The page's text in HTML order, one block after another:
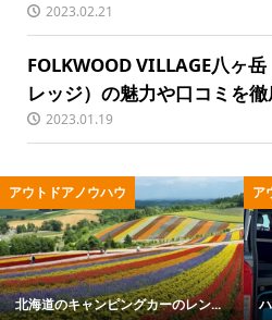
2023.02.21
FOLKWOOD VILLAGE八ヶ
レッジ）の魅力や口コミを徹
2023.01.19
ハウ
ピングカーのレン...
アウトドアノウハ
ハイエースキャ